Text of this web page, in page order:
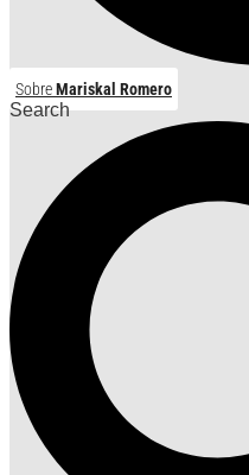
SobreMariskal Romero
Search